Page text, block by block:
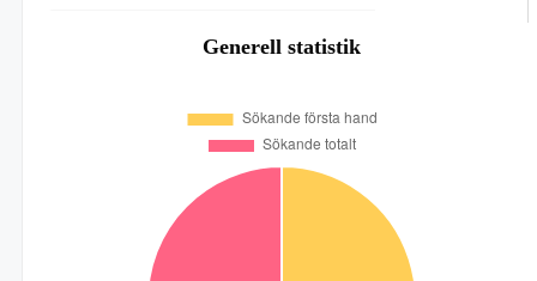
Generell statistik